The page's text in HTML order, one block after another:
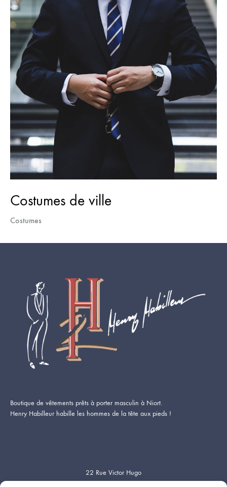
Costumes de ville
Costumes
Boutique de vêtements prêts à porter masculin à Niort.
Henry Habilleur habille les hommes de la tête aux pieds !
22 Rue Victor Hugo
79000 Niort